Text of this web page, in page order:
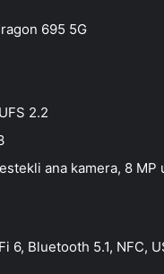
695 5G
2.2
ana kamera, 8
6, Bluetooth 5.1, NFC,